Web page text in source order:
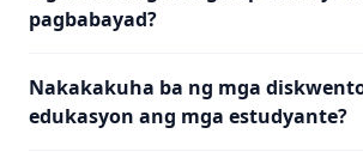
pagbabayad?
Nakakakuha ba ng mga
edukasyon ang mga estudyante?